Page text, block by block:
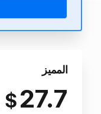
المميز
27.7
$